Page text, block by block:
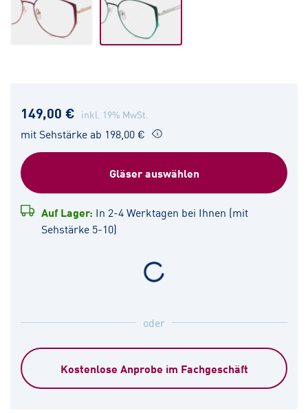
149,00 € inkl. 19% MwSt.
mit Sehstärke ab 198,00 €
Gläser auswählen
Auf Lager: In 2-4 Werktagen bei Ihnen (mit
Sehstärke 5-10)
oder
Kostenlose Anprobe im Fachgeschäft